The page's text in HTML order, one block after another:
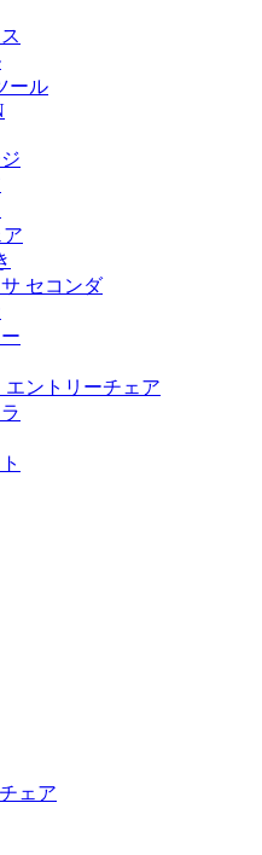
ール
セコンダ
エントリーチェア
ェア